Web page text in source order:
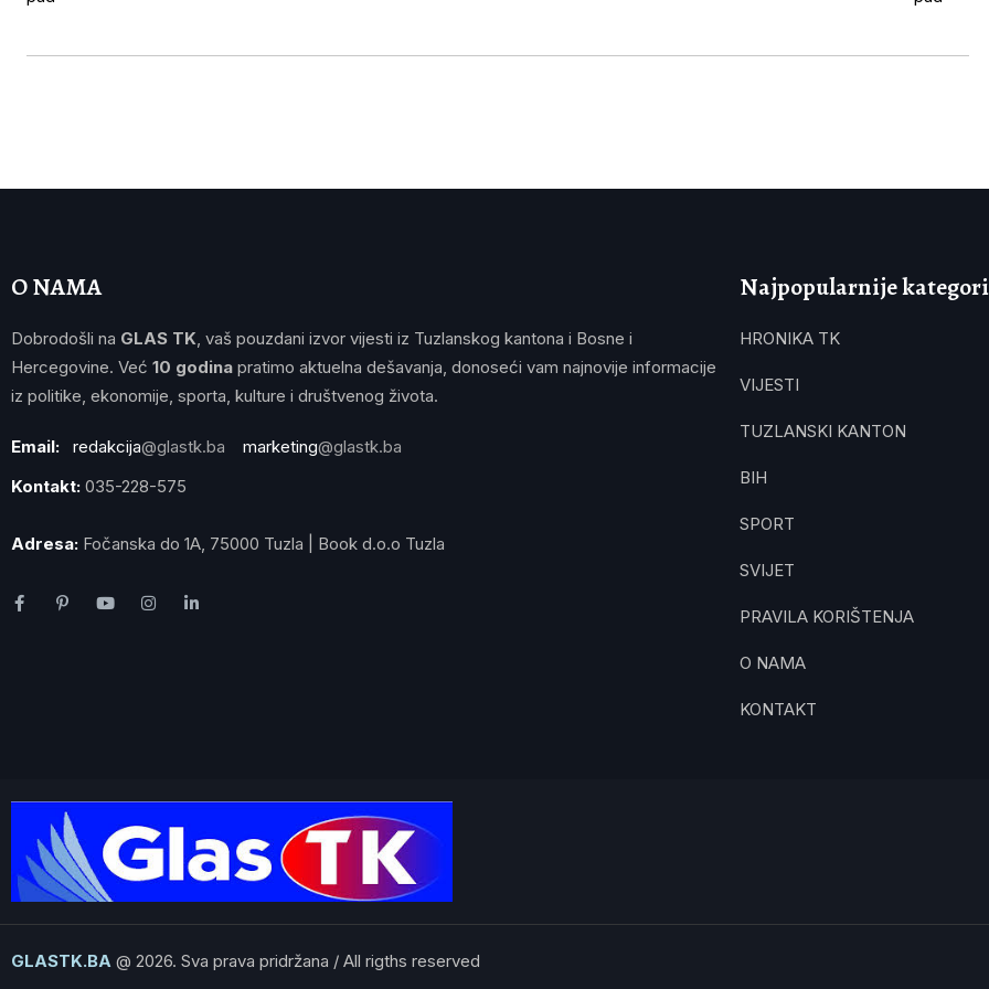
O NAMA
Dobrodošli na GLAS TK, vaš pouzdani izvor vijesti iz Tuzlanskog kantona i Bosne i
Hercegovine. Već 10 godina pratimo aktuelna dešavanja, donoseći vam najnovije informacije
iz politike, ekonomije, sporta, kulture i društvenog života.
Email: redakcija@glastk.ba marketing@glastk.ba
Kontakt: 035-228-575
Adresa: Fočanska do 1A, 75000 Tuzla | Book d.o.o Tuzla
Najpopularnije
HRONIKA TK
VIJESTI
TUZLANSKI KANTON
BIH
SPORT
SVIJET
PRAVILA KORIŠTENJA
O NAMA
KONTAKT
GLASTK.BA @ 2026. Sva prava pridržana / All rigths reserved